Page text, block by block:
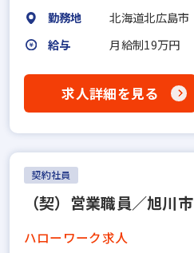
勤務地
北海道北広島市
給与
月給制19万円
求人詳細を見る
契約社員
（契）営業職員／旭川市
ハローワーク求人